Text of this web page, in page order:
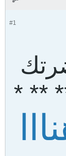
#1
** *